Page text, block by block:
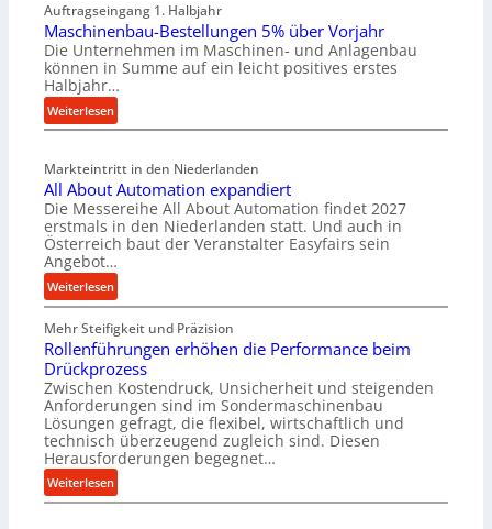
a
t
e
r
i
a
l
e
r
s
o
u
n
g
e
n
t
s
p
a
n
Auftragseingang 1. Halbjahr
Maschinenbau-Bestellungen 5% über Vorjahr
Die Unternehmen im Maschinen- und Anlagenbau
können in Summe auf ein leicht positives erstes
Halbjahr…
Weiterlesen:
M
s
c
h
i
n
e
n
a
u
-
B
e
s
t
e
l
Markteintritt in den Niederlanden
All About Automation expandiert
Die Messereihe All About Automation findet 2027
erstmals in den Niederlanden statt. Und auch in
Österreich baut der Veranstalter Easyfairs sein
Angebot…
Weiterlesen:
A
l
l
A
b
o
u
t
A
u
Mehr Steifigkeit und Präzision
Rollenführungen erhöhen die Performance beim
Drückprozess
Zwischen Kostendruck, Unsicherheit und steigenden
Anforderungen sind im Sondermaschinenbau
Lösungen gefragt, die flexibel, wirtschaftlich und
technisch überzeugend zugleich sind. Diesen
Herausforderungen begegnet…
Weiterlesen:
R